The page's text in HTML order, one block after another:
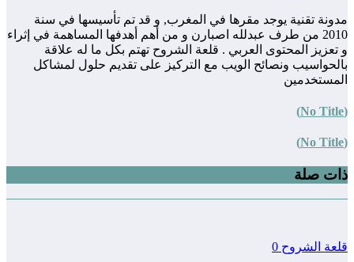
مدونة تقنية يوجد مقرها في المغرب, و قد تم تأسيسها في سنة
2010 من طرف عبدلله اصبارن و من أهم أهدفها المساهمة في إثراء
و تعزيز المحتوى العربي . قلعة الشروح تهتم بكل ما له علاقة
بالحواسيب ونصائح الويب مع التركيز على تقديم حلول لمشاكل
المستخدمين
(No Title)
(No Title)
ذات صلة
قلعة الشروح 0